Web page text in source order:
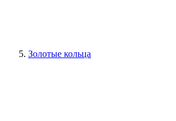
Золотые кольца